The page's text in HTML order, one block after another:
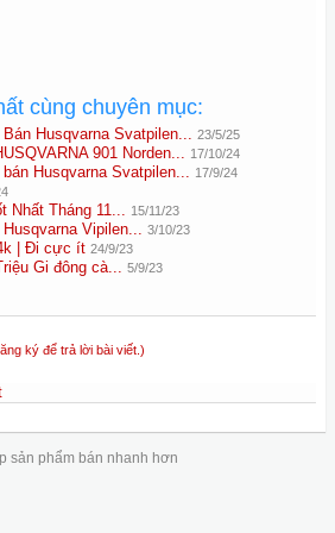
cùng chuyên mục:
Husqvarna Svatpilen... 23/5/25
901 Norden... 17/10/24
Husqvarna Svatpilen... 17/9/24
Nhất Tháng 11... 15/11/23
Vipilen... 3/10/23
| Đi cực ít 24/9/23
Gi đông cà... 5/9/23
ký để trả lời bài viết.)
sản phẩm bán nhanh hơn